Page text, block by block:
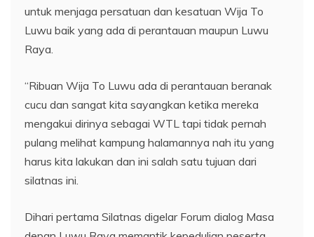
untuk menjaga persatuan dan kesatuan Wija To
Luwu baik yang ada di perantauan maupun Luwu
Raya.
“Ribuan Wija To Luwu ada di perantauan beranak
cucu dan sangat kita sayangkan ketika mereka
mengakui dirinya sebagai WTL tapi tidak pernah
pulang melihat kampung halamannya nah itu yang
harus kita lakukan dan ini salah satu tujuan dari
silatnas ini.
Dihari pertama Silatnas digelar Forum dialog Masa